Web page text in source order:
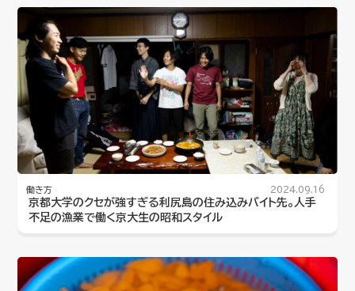
働き方 2024.09.16
京都大学のクセが強すぎる利尻島の住み込みバイト先。人手
不足の漁業で働く京大生の昭和スタイル